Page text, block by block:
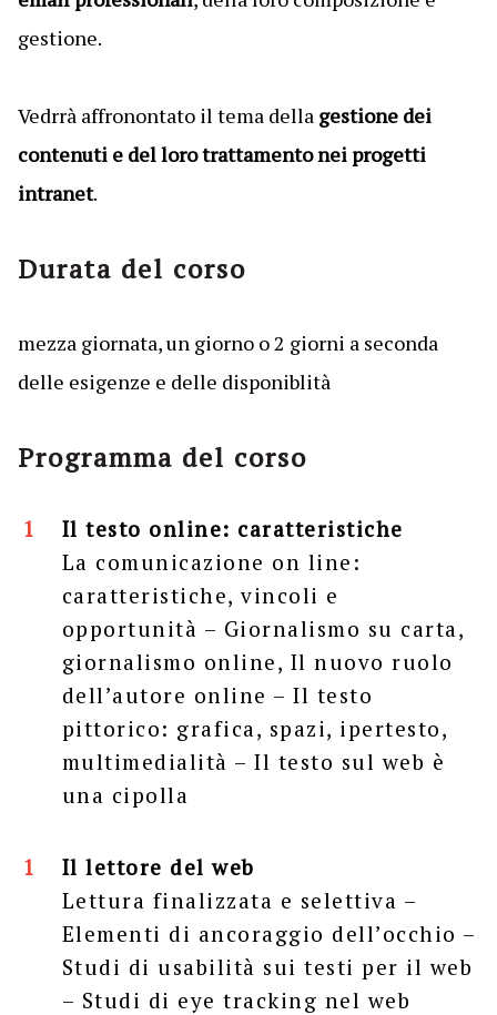
gestione.
Vedrrà affronontato il tema della gestione dei
contenuti e del loro trattamento nei progetti
intranet.
Durata del corso
mezza giornata, un giorno o 2 giorni a seconda
delle esigenze e delle disponiblità
Programma del corso
Il testo online: caratteristiche
La comunicazione on line:
caratteristiche, vincoli e
opportunità – Giornalismo su carta,
giornalismo online, Il nuovo ruolo
dell’autore online – Il testo
pittorico: grafica, spazi, ipertesto,
multimedialità – Il testo sul web è
una cipolla
Il lettore del web
Lettura finalizzata e selettiva –
Elementi di ancoraggio dell’occhio –
Studi di usabilità sui testi per il web
– Studi di eye tracking nel web